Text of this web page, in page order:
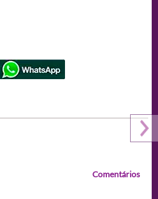
Comentários